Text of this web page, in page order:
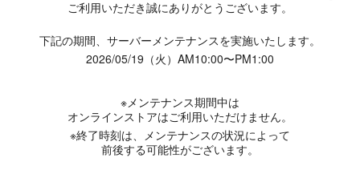
ご利用いただき誠にありがとうございます。
下記の期間、サーバーメンテナンスを実施いたします。
2026/05/19（火）AM10:00〜PM1:00
※メンテナンス期間中は
オンラインストアはご利用いただけません。
※終了時刻は、メンテナンスの状況によって
前後する可能性がございます。